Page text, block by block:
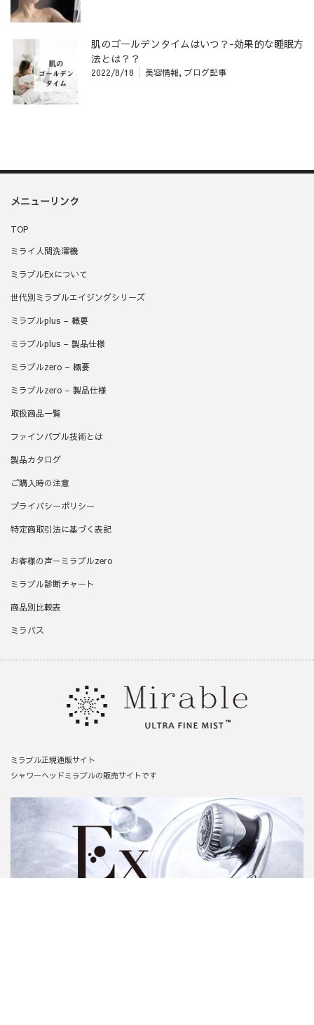
肌のゴールデンタイムはいつ？-効果的な睡眠方
法とは？？
2022/8/18 美容情報, ブログ記事
メニューリンク
TOP
ミライ人間洗濯機
ミラブルExについて
世代別ミラブルエイジングシリーズ
ミラブルplus – 概要
ミラブルplus – 製品仕様
ミラブルzero – 概要
ミラブルzero – 製品仕様
取扱商品一覧
ファインバブル技術とは
製品カタログ
ご購入時の注意
プライバシーポリシー
特定商取引法に基づく表記
お客様の声－ミラブルzero
ミラブル診断チャート
商品別比較表
ミラバス
ミラブル正規通販サイト
シャワーヘッドミラブルの販売サイトです